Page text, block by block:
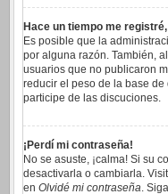
Hace un tiempo me
Es posible que la
por alguna razón. También,
usuarios que no publicaron
reducir el peso de la base
participe de las discuciones.
¡Perdí mi contraseña!
No se asuste, ¡calma! Si su
desactivarla o cambiarla.
en Olvidé mi contraseña.